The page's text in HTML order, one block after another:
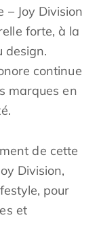
Joy Division
forte, à la
design.
continue
marques en
de cette
Division,
pour
et